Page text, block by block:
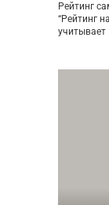
Рейтинг
“Рейтинг
учитывает